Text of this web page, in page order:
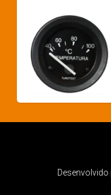
Desenvolvido